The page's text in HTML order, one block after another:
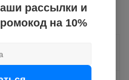
рассылки и
на 10%